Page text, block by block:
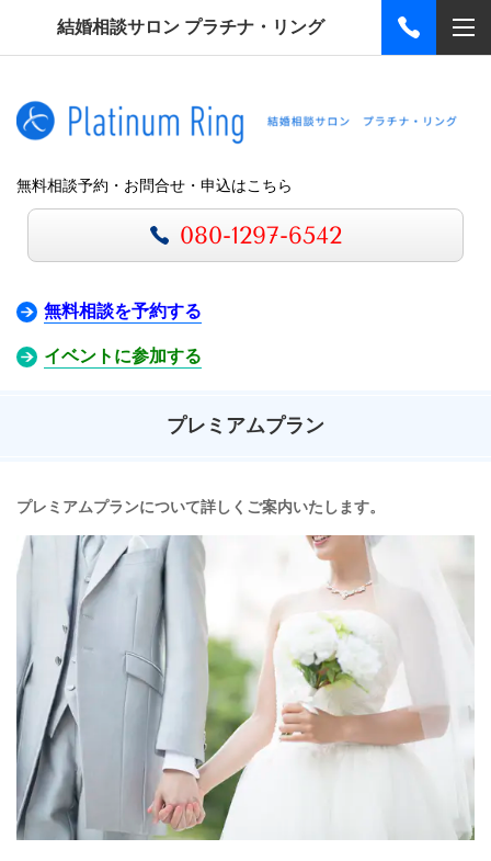
結婚相談サロン プラチナ・リング
無料相談予約・お問合せ・申込はこちら
080-1297-6542
無料相談を予約する
イベントに参加する
プレミアムプラン
プレミアムプランについて詳しくご案内いたします。